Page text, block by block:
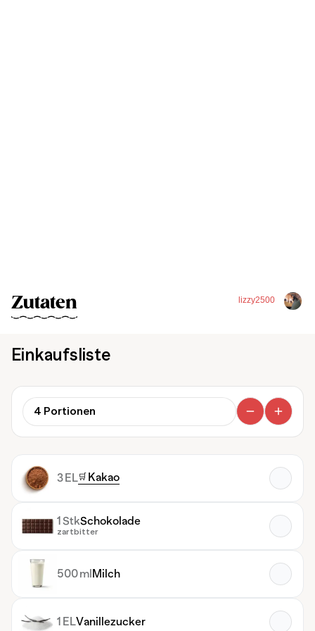
lizzy2500
Zutaten